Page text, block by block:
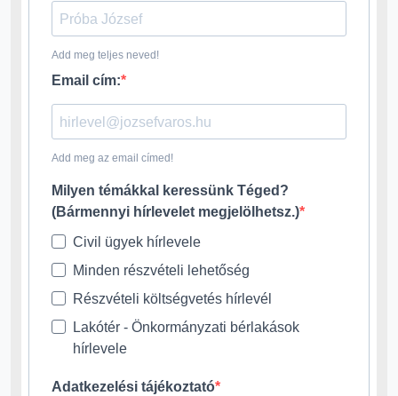
Add meg teljes neved!
Email cím:
Add meg az email címed!
Milyen témákkal keressünk Téged?
(Bármennyi hírlevelet megjelölhetsz.)
Civil ügyek hírlevele
Minden részvételi lehetőség
Részvételi költségvetés hírlevél
Lakótér - Önkormányzati bérlakások
hírlevele
Adatkezelési tájékoztató